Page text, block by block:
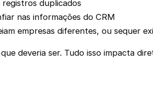
registros duplicados
nas informações do CRM
empresas diferentes, ou sequer
deveria ser. Tudo isso impacta